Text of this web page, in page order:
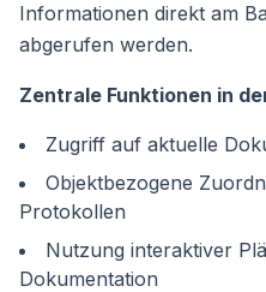
Informationen direkt am
abgerufen werden.
Zentrale Funktionen in
Zugriff auf aktuelle
Objektbezogene
Protokollen
Nutzung interaktiver
Dokumentation